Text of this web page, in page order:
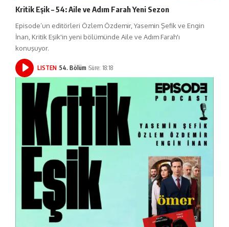
Kritik Eşik – 54: Aile ve Adım Farah Yeni Sezon
Episode’un editörleri Özlem Özdemir, Yasemin Şefik ve Engin
İnan, Kritik Eşik'in yeni bölümünde Aile ve Adım Farah'ı
konuşuyor.
LISTEN 54. Bölüm Süre: 18:18